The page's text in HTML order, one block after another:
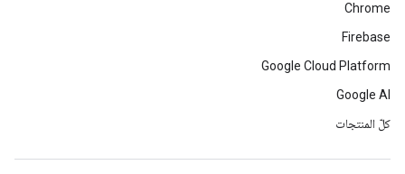
Chrome
Firebase
Google Cloud Platform
Google AI
كلّ المنتجات